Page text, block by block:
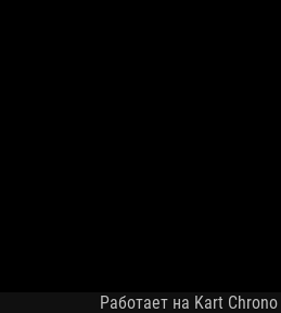
Работает на Kart Chrono